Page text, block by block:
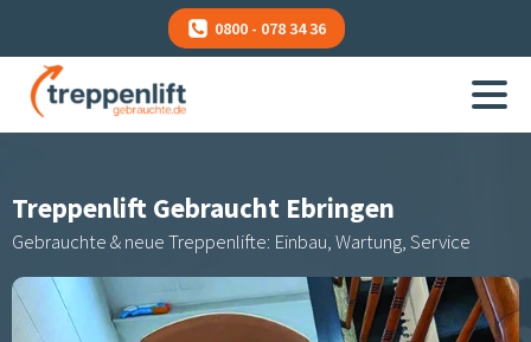
0800 - 078 34 36
Treppenlift Gebraucht Ebringen
Gebrauchte & neue Treppenlifte: Einbau, Wartung, Service